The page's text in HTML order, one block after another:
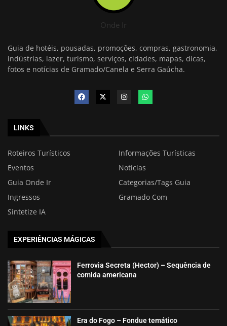
Onde Ir
Guia de hotéis, pousadas, promoções, compras, gastronomia,
indústrias, lazer, turismo, serviços, cidades, mapas, dicas,
fotos e notícias de Gramado/Canela e Serra Gaúcha.
LINKS
Roteiros Turísticos
Informações Turísticas
Eventos
Notícias
Guia Onde Ir
Categorias/Tags Guia
Ingressos
Gramado Com
Sintetize IA
EXPERIÊNCIAS MÁGICAS
Ferrovia Secreta (Hector) – Sequência de
comida americana
Era do Fogo – Fondue temático